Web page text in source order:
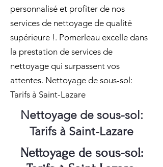
personnalisé et profiter de nos
services de nettoyage de qualité
supérieure !. Pomerleau excelle dans
la prestation de services de
nettoyage qui surpassent vos
attentes. Nettoyage de sous-sol:
Tarifs à Saint-Lazare
Nettoyage de sous-sol:
Tarifs à Saint-Lazare
Nettoyage de sous-sol: